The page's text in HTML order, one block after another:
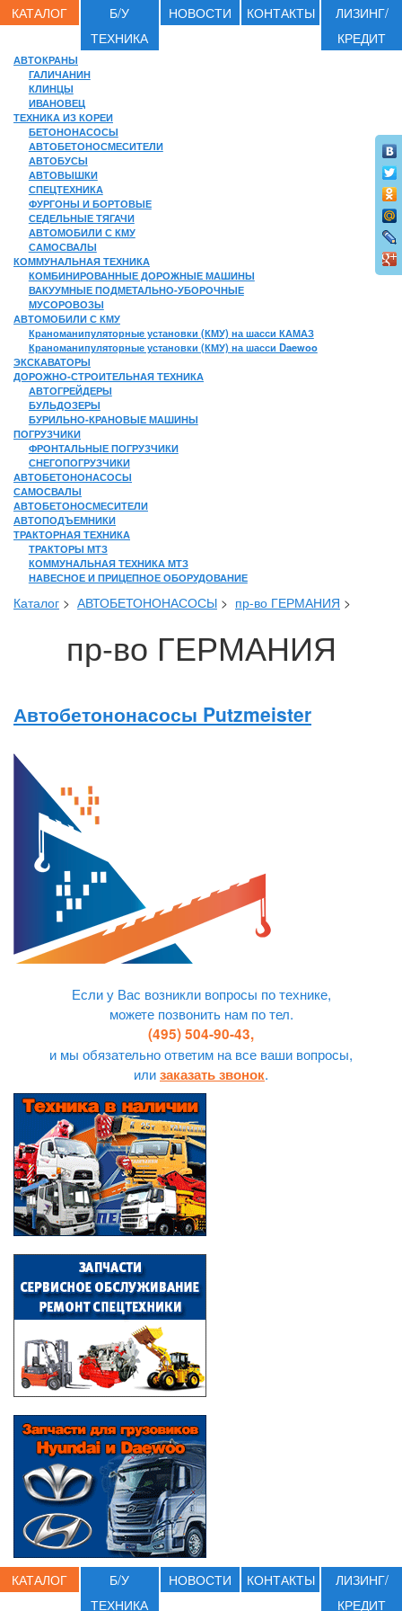
КАТАЛОГ
Б/У
ТЕХНИКА
НОВОСТИ КОНТАКТЫ
ЛИЗИНГ/
КРЕДИТ
АВТОКРАНЫ
ГАЛИЧАНИН
КЛИНЦЫ
ИВАНОВЕЦ
ТЕХНИКА ИЗ КОРЕИ
БЕТОНОНАСОСЫ
АВТОБЕТОНОСМЕСИТЕЛИ
АВТОБУСЫ
АВТОВЫШКИ
СПЕЦТЕХНИКА
ФУРГОНЫ И БОРТОВЫЕ
СЕДЕЛЬНЫЕ ТЯГАЧИ
АВТОМОБИЛИ С КМУ
САМОСВАЛЫ
КОММУНАЛЬНАЯ ТЕХНИКА
КОМБИНИРОВАННЫЕ ДОРОЖНЫЕ МАШИНЫ
ВАКУУМНЫЕ ПОДМЕТАЛЬНО-УБОРОЧНЫЕ
МУСОРОВОЗЫ
АВТОМОБИЛИ С КМУ
Краноманипуляторные установки (КМУ) на шасси КАМАЗ
Краноманипуляторные установки (КМУ) на шасси Daewoo
ЭКСКАВАТОРЫ
ДОРОЖНО-СТРОИТЕЛЬНАЯ ТЕХНИКА
АВТОГРЕЙДЕРЫ
БУЛЬДОЗЕРЫ
БУРИЛЬНО-КРАНОВЫЕ МАШИНЫ
ПОГРУЗЧИКИ
ФРОНТАЛЬНЫЕ ПОГРУЗЧИКИ
СНЕГОПОГРУЗЧИКИ
АВТОБЕТОНОНАСОСЫ
САМОСВАЛЫ
АВТОБЕТОНОСМЕСИТЕЛИ
АВТОПОДЪЕМНИКИ
ТРАКТОРНАЯ ТЕХНИКА
ТРАКТОРЫ МТЗ
КОММУНАЛЬНАЯ ТЕХНИКА МТЗ
НАВЕСНОЕ И ПРИЦЕПНОЕ ОБОРУДОВАНИЕ
Каталог > АВТОБЕТОНОНАСОСЫ > пр-во ГЕРМАНИЯ >
пр-во ГЕРМАНИЯ
Автобетононасосы Putzmeister
Если у Вас возникли вопросы по технике,
можете позвонить нам по тел.
(495) 504-90-43,
и мы обязательно ответим на все ваши вопросы,
илизаказать звонок.
КАТАЛОГ
Б/У
ТЕХНИКА
НОВОСТИ КОНТАКТЫ
ЛИЗИНГ/
КРЕДИТ